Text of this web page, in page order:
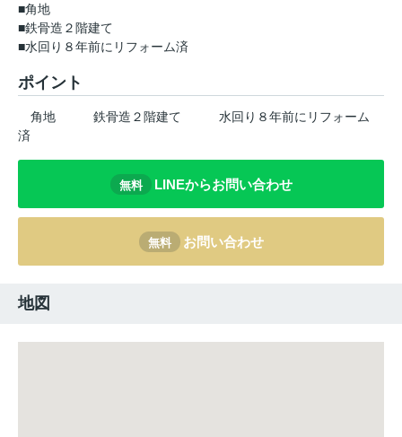
■角地
■鉄骨造２階建て
■水回り８年前にリフォーム済
ポイント
角地 鉄骨造２階建て
水回り８年前にリフォーム
済
無料 LINEからお問い合わせ
無料 お問い合わせ
地図